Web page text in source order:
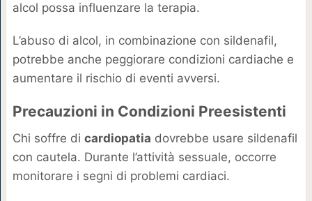
alcol possa influenzare la terapia.
L’abuso di alcol, in combinazione con sildenafil,
potrebbe anche peggiorare condizioni cardiache e
aumentare il rischio di eventi avversi.
Precauzioni in Condizioni Preesistenti
Chi soffre di cardiopatia dovrebbe usare sildenafil
con cautela. Durante l’attività sessuale, occorre
monitorare i segni di problemi cardiaci.